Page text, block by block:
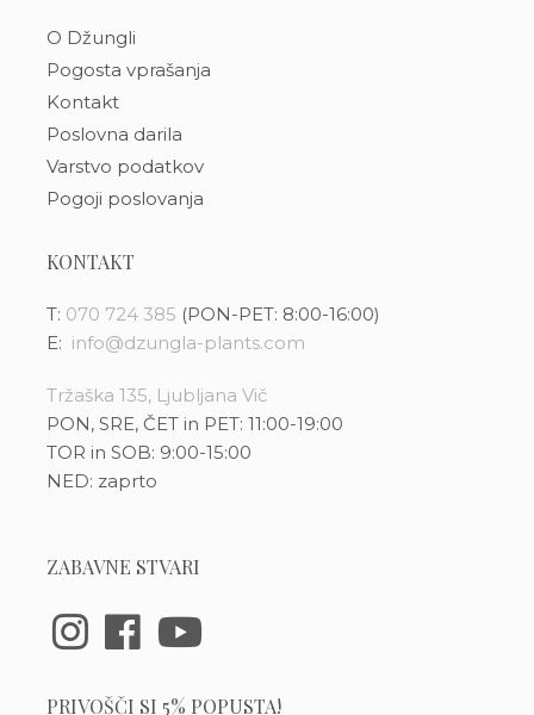
O Džungli
Pogosta vprašanja
Kontakt
Poslovna darila
Varstvo podatkov
Pogoji poslovanja
KONTAKT
T: 070 724 385 (PON-PET: 8:00-16:00)
E: info@dzungla-plants.com
Tržaška 135, Ljubljana Vič
PON, SRE, ČET in PET: 11:00-19:00
TOR in SOB: 9:00-15:00
NED: zaprto
ZABAVNE STVARI
PRIVOŠČI SI 5% POPUSTA!